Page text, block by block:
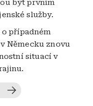
být prvním
služby.
o případném
Německu znovu
situací v